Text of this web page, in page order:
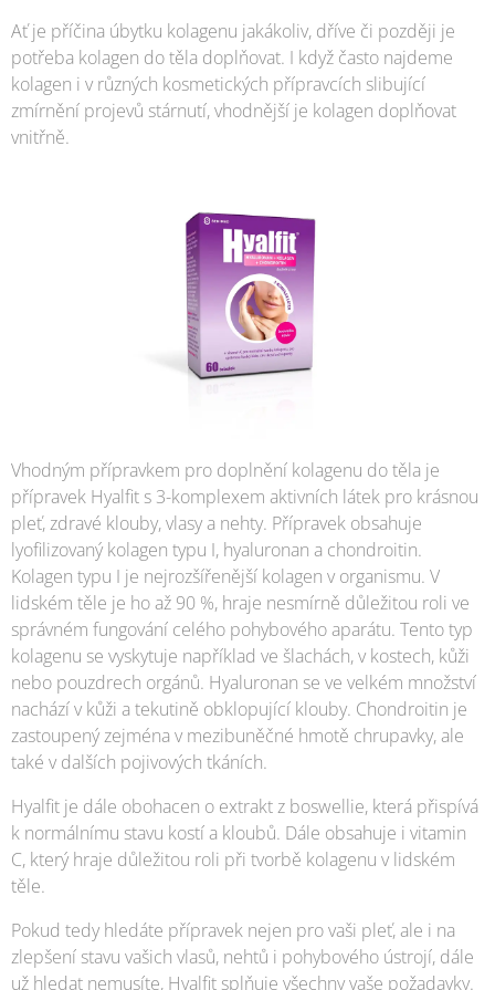
Ať je příčina úbytku kolagenu jakákoliv, dříve či později je
potřeba kolagen do těla doplňovat. I když často najdeme
kolagen i v různých kosmetických přípravcích slibující
zmírnění projevů stárnutí, vhodnější je kolagen doplňovat
vnitřně.
Vhodným přípravkem pro doplnění kolagenu do těla je
přípravek Hyalfit s 3-komplexem aktivních látek pro krásnou
pleť, zdravé klouby, vlasy a nehty. Přípravek obsahuje
lyofilizovaný kolagen typu I, hyaluronan a chondroitin.
Kolagen typu I je nejrozšířenější kolagen v organismu. V
lidském těle je ho až 90 %, hraje nesmírně důležitou roli ve
správném fungování celého pohybového aparátu. Tento typ
kolagenu se vyskytuje například ve šlachách, v kostech, kůži
nebo pouzdrech orgánů. Hyaluronan se ve velkém množství
nachází v kůži a tekutině obklopující klouby. Chondroitin je
zastoupený zejména v mezibuněčné hmotě chrupavky, ale
také v dalších pojivových tkáních.
Hyalfit je dále obohacen o extrakt z boswellie, která přispívá
k normálnímu stavu kostí a kloubů. Dále obsahuje i vitamin
C, který hraje důležitou roli při tvorbě kolagenu v lidském
těle.
Pokud tedy hledáte přípravek nejen pro vaši pleť, ale i na
zlepšení stavu vašich vlasů, nehtů i pohybového ústrojí, dále
už hledat nemusíte, Hyalfit splňuje všechny vaše požadavky.